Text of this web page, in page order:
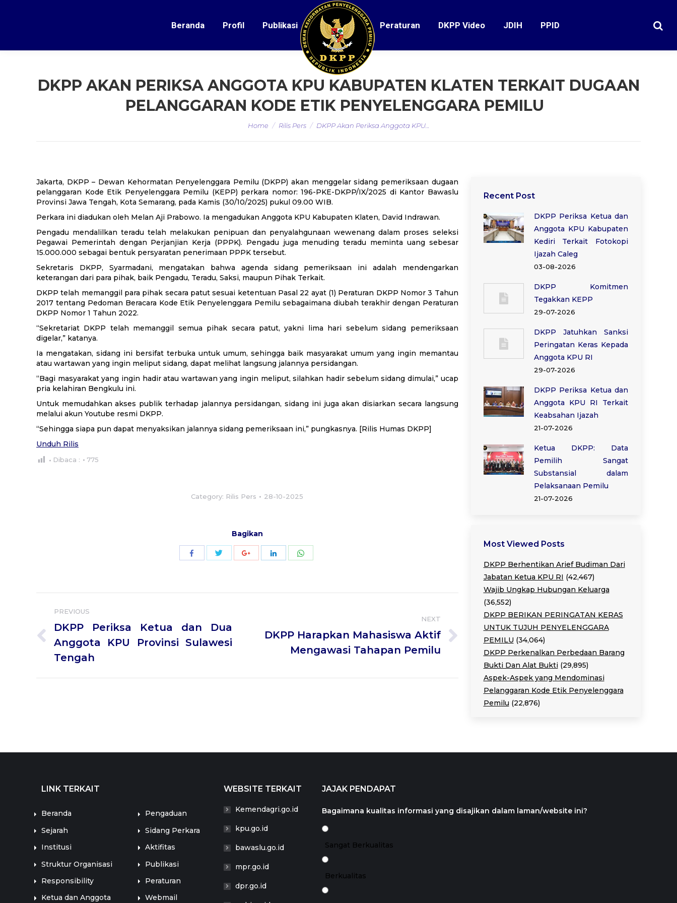
Beranda Profil Publikasi Peraturan DKPP Video JDIH PPID
DKPP AKAN PERIKSA ANGGOTA KPU KABUPATEN KLATEN TERKAIT DUGAAN
PELANGGARAN KODE ETIK PENYELENGGARA PEMILU
You are here:
Home Rilis Pers DKPP Akan Periksa Anggota KPU…
Jakarta, DKPP – Dewan Kehormatan Penyelenggara Pemilu (DKPP) akan menggelar sidang pemeriksaan dugaan
pelanggaran Kode Etik Penyelenggara Pemilu (KEPP) perkara nomor: 196-PKE-DKPP/IX/2025 di Kantor Bawaslu
Provinsi Jawa Tengah, Kota Semarang, pada Kamis (30/10/2025) pukul 09.00 WIB.
Perkara ini diadukan oleh Melan Aji Prabowo. Ia mengadukan Anggota KPU Kabupaten Klaten, David Indrawan.
Pengadu mendalilkan teradu telah melakukan penipuan dan penyalahgunaan wewenang dalam proses seleksi
Pegawai Pemerintah dengan Perjanjian Kerja (PPPK). Pengadu juga menuding teradu meminta uang sebesar
15.000.000 sebagai bentuk persyaratan penerimaan PPPK tersebut.
Sekretaris DKPP, Syarmadani, mengatakan bahwa agenda sidang pemeriksaan ini adalah mendengarkan
keterangan dari para pihak, baik Pengadu, Teradu, Saksi, maupun Pihak Terkait.
DKPP telah memanggil para pihak secara patut sesuai ketentuan Pasal 22 ayat (1) Peraturan DKPP Nomor 3 Tahun
2017 tentang Pedoman Beracara Kode Etik Penyelenggara Pemilu sebagaimana diubah terakhir dengan Peraturan
DKPP Nomor 1 Tahun 2022.
“Sekretariat DKPP telah memanggil semua pihak secara patut, yakni lima hari sebelum sidang pemeriksaan
digelar,” katanya.
Ia mengatakan, sidang ini bersifat terbuka untuk umum, sehingga baik masyarakat umum yang ingin memantau
atau wartawan yang ingin meliput sidang, dapat melihat langsung jalannya persidangan.
“Bagi masyarakat yang ingin hadir atau wartawan yang ingin meliput, silahkan hadir sebelum sidang dimulai,” ucap
pria kelahiran Bengkulu ini.
Untuk memudahkan akses publik terhadap jalannya persidangan, sidang ini juga akan disiarkan secara langsung
melalui akun Youtube resmi DKPP.
“Sehingga siapa pun dapat menyaksikan jalannya sidang pemeriksaan ini,” pungkasnya. [Rilis Humas DKPP]
Unduh Rilis
Dibaca : 775
Category: Rilis Pers 28-10-2025
Bagikan
Share
Share
Post
navigation
PREVIOUS
Previous
post:
DKPP Periksa Ketua dan Dua
Anggota KPU Provinsi Sulawesi
Tengah
NEXT
Next
DKPP Harapkan Mahasiswa Aktif
Mengawasi Tahapan Pemilu
Recent Post
DKPP Periksa Ketua dan
Anggota KPU Kabupaten
Kediri Terkait Fotokopi
Ijazah Caleg
03-08-2026
DKPP Komitmen
Tegakkan KEPP
29-07-2026
DKPP Jatuhkan Sanksi
Peringatan Keras Kepada
Anggota KPU RI
29-07-2026
DKPP Periksa Ketua dan
Anggota KPU RI Terkait
Keabsahan Ijazah
21-07-2026
Ketua DKPP: Data
Pemilih Sangat
Substansial dalam
Pelaksanaan Pemilu
21-07-2026
Most Viewed Posts
DKPP Berhentikan Arief Budiman Dari
Jabatan Ketua KPU RI (42,467)
Wajib Ungkap Hubungan Keluarga
(36,552)
DKPP BERIKAN PERINGATAN KERAS
UNTUK TUJUH PENYELENGGARA
PEMILU (34,064)
DKPP Perkenalkan Perbedaan Barang
Bukti Dan Alat Bukti (29,895)
Aspek-Aspek yang Mendominasi
Pelanggaran Kode Etik Penyelenggara
Pemilu (22,876)
LINK TERKAIT
Beranda
Sejarah
Institusi
Struktur Organisasi
Responsibility
Ketua dan Anggota
Pengaduan
Sidang Perkara
Aktifitas
Publikasi
Peraturan
Webmail
WEBSITE TERKAIT
Kemendagri.go.id
kpu.go.id
bawaslu.go.id
mpr.go.id
dpr.go.id
JAJAK PENDAPAT
Bagaimana kualitas informasi yang disajikan dalam laman/website ini?
Sangat Berkualitas
Berkualitas